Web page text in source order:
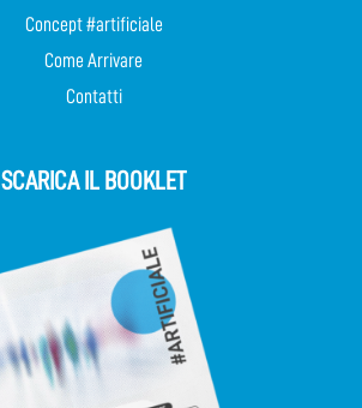
Concept #artificiale
Come Arrivare
Contatti
SCARICA IL BOOKLET